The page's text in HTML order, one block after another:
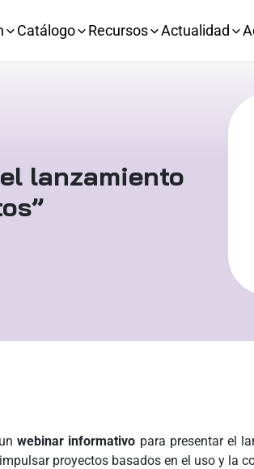
Catálogo Recursos Actualidad
lanzamiento
webinar informativo para presentar el
proyectos basados en el uso y la